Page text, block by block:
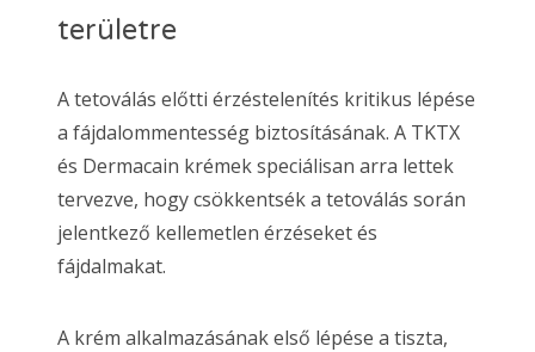
területre
A tetoválás előtti érzéstelenítés kritikus lépése
a fájdalommentesség biztosításának. A TKTX
és Dermacain krémek speciálisan arra lettek
tervezve, hogy csökkentsék a tetoválás során
jelentkező kellemetlen érzéseket és
fájdalmakat.
A krém alkalmazásának első lépése a tiszta,